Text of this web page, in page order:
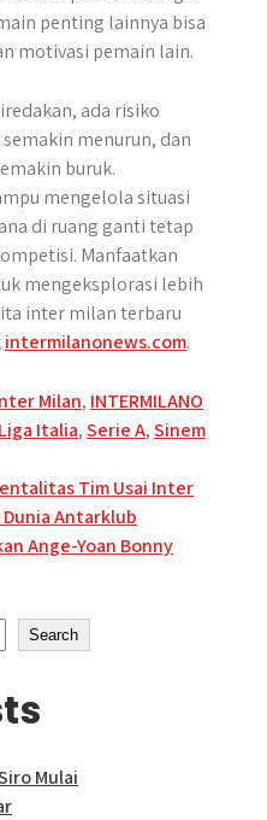
penting lainnya bisa
motivasi pemain lain.
ada risiko
menurun, dan
buruk.
mengelola situasi
di ruang ganti tetap
Manfaatkan
mengeksplorasi lebih
inter milan terbaru
intermilanonews.com.
Milan, INTERMILANO
Liga Italia,Serie A,Sinem
Tim Usai Inter
Antarklub
Ange-Yoan Bonny
Search
Mulai